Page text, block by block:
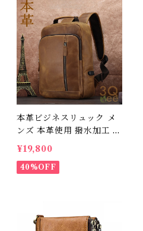
本革ビジネスリュック メ
ンズ 本革使用 撥水加工 ビ
ジネスリュックサック 15.
6インチ ワイド A4サイズ
書類収納 送料無料 プレゼ
¥19,800
40%OFF